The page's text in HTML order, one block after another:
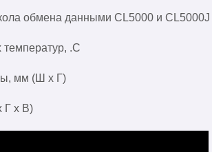
обмена данными CL5000 и CL5000J
.C
мм (Ш х Г)
Г х В)